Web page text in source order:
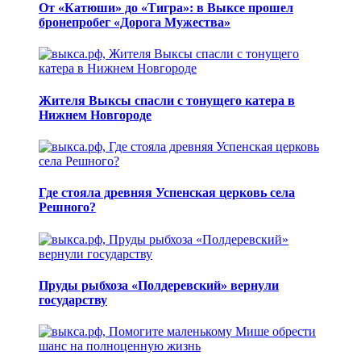
От «Катюши» до «Тигра»: в Выксе прошел
бронепробег «Дорога Мужества»
Жителя Выксы спасли с тонущего катера в
Нижнем Новгороде
Где стояла древняя Успенская церковь села
Решного?
Пруды рыбхоза «Полдеревский» вернули
государству